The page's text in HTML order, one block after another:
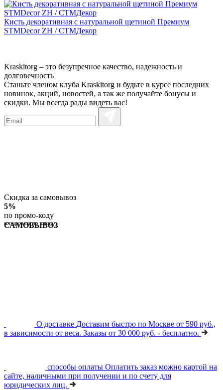
Кисть декоративная с натуральной щетиной Премиум
STMDecor ZH / СТМДекор
Kraskitorg – это безупречное качество, надежность и
долговечность
Станьте членом клуба Kraskitorg и будьте в курсе последних
новинок, акций, новостей, а так же получайте бонусы и
скидки. Мы всегда рады видеть вас!
Скидка за самовывоз
5%
по промо-коду
копировать по клику
САМОВЫВОЗ
О доставке Доставим быстро по Москве от 590 руб.,
в зависимости от веса. Заказы от 30 000 руб. - бесплатно.
способы оплаты Оплатить заказ можно картой на
сайте, наличными при получении и по счету для
юридических лиц.